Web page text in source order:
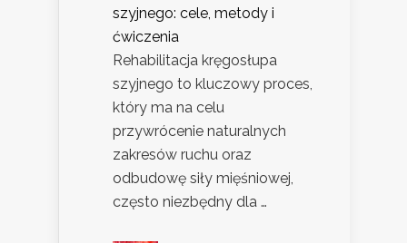
szyjnego: cele, metody i
ćwiczenia
Rehabilitacja kręgosłupa
szyjnego to kluczowy proces,
który ma na celu
przywrócenie naturalnych
zakresów ruchu oraz
odbudowę siły mięśniowej,
często niezbędny dla …